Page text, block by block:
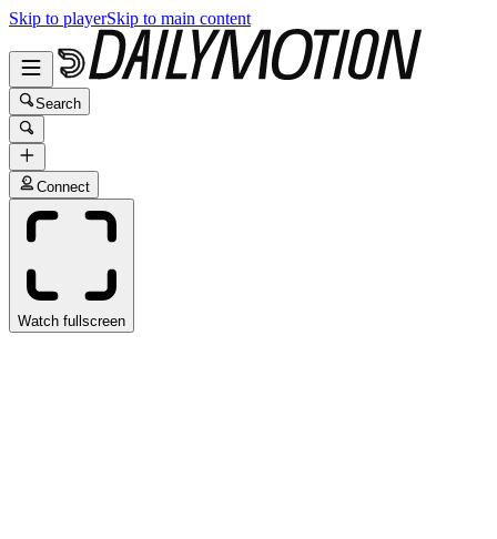
Skip to playerSkip to main content
Search
Connect
Watch fullscreen